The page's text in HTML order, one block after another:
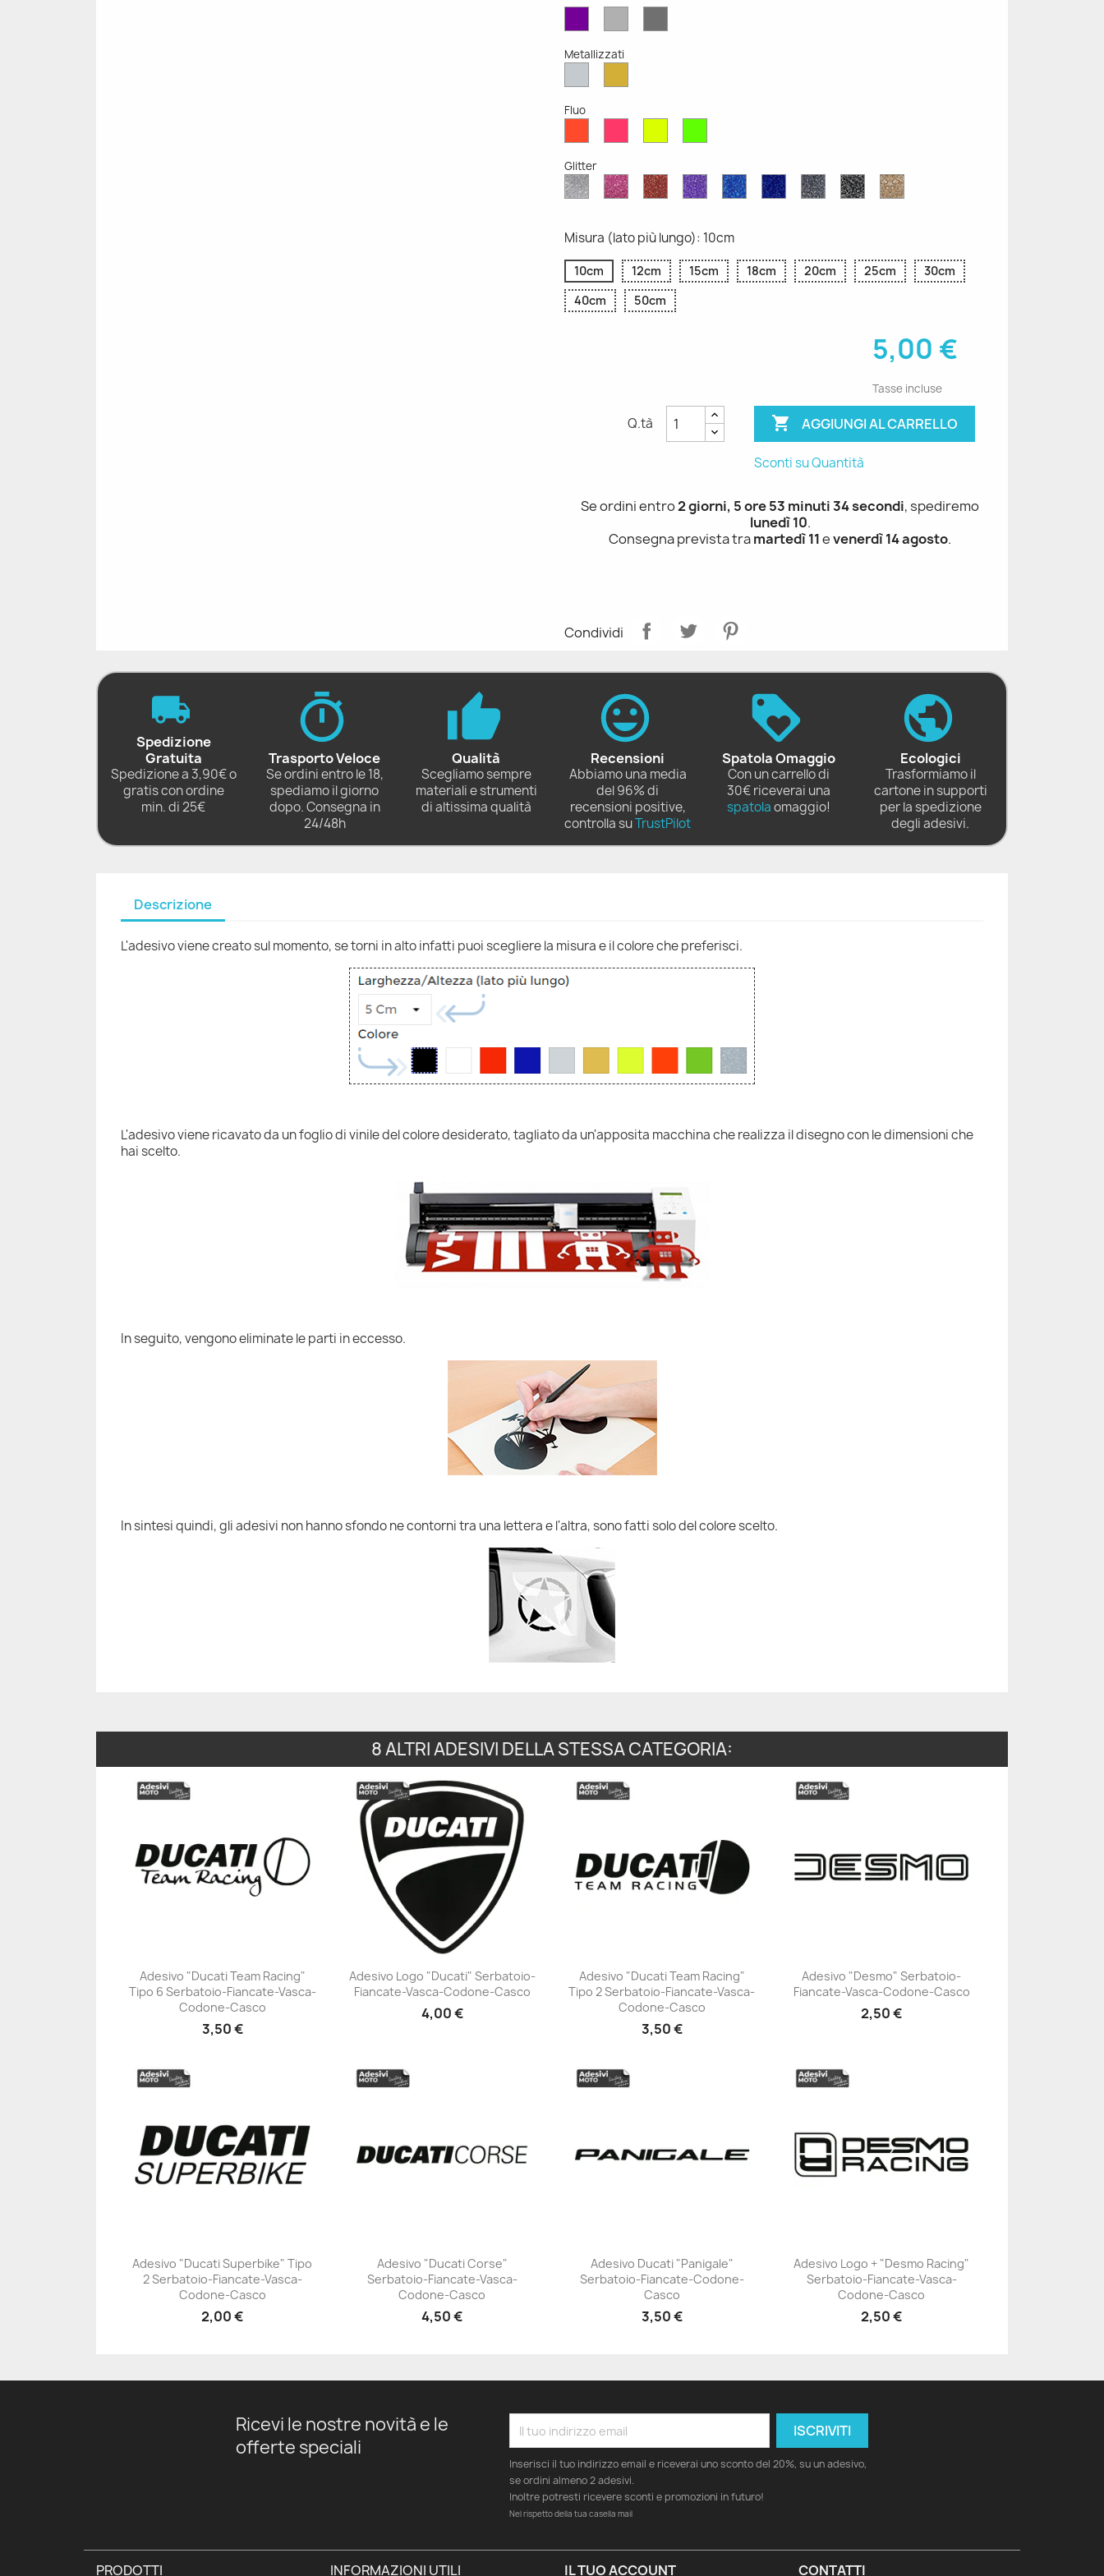
OpacoChiaroScuro
Metallizzati
MetallizzatoMetallizzato
Fluo
Fluo
Fluo
Fluo
Fluo
Glitter
Diamante
Glitter
Rosa
Glitter
Rosso
Glitter
Viola
Glitter
Blu
Zaffiro
Blu
Cobalto
Grigio
Glitter
Nero
Glitter
Oro
Glitter
Misura (lato più lungo): 10cm
10cm 12cm 15cm 18cm 20cm 25cm
30cm
40cm
50cm
5,00 €
Tasse incluse
Q.tà  AGGIUNGI AL CARRELLO
Sconti su Quantità
Se ordini entro2 giorni, 5 ore 53 minuti 33 secondi, spediremo
lunedì 10.
Consegna prevista tramartedì 11evenerdì 14 agosto.
Condividi
Spedizione
Gratuita
Spedizione a 3,90€ o
gratis con ordine
min. di 25€
Trasporto Veloce
Se ordini entro le 18,
spediamo il giorno
dopo. Consegna in
24/48h
Qualità
Scegliamo sempre
materiali e strumenti
di altissima qualità
Recensioni
Abbiamo una media
del 96% di
recensioni positive,
controlla suTrustPilot
Spatola Omaggio
Con un carrello di
30€ riceverai una
spatolaomaggio!
Ecologici
Trasformiamo il
cartone in supporti
per la spedizione
degli adesivi.
Descrizione
L'adesivo viene creato sul momento, se torni in alto infatti puoi scegliere la misura e il colore che preferisci.
L'adesivo viene ricavato da un foglio di vinile del colore desiderato, tagliato da un'apposita macchina che realizza il disegno con le dimensioni che
hai scelto.
In seguito, vengono eliminate le parti in eccesso.
In sintesi quindi, gli adesivi non hanno sfondo ne contorni tra una lettera e l'altra, sono fatti solo del colore scelto.
8 ALTRI ADESIVI DELLA STESSA CATEGORIA:
+23
Adesivo "Ducati Team Racing"
Tipo 6 Serbatoio-Fiancate-Vasca-
Codone-Casco
3,50 €
+23
Adesivo Logo "Ducati" Serbatoio-
Fiancate-Vasca-Codone-Casco
4,00 €
+23
Adesivo "Ducati Team Racing"
Tipo 2 Serbatoio-Fiancate-Vasca-
Codone-Casco
3,50 €
+23
Adesivo "Desmo" Serbatoio-
Fiancate-Vasca-Codone-Casco
2,50 €
+23
Adesivo "Ducati Superbike" Tipo
2 Serbatoio-Fiancate-Vasca-
Codone-Casco
2,00 €
+23
Adesivo "Ducati Corse"
Serbatoio-Fiancate-Vasca-
Codone-Casco
4,50 €
+23
Adesivo Ducati "Panigale"
Serbatoio-Fiancate-Codone-
Casco
3,50 €
+23
Adesivo Logo + "Desmo Racing"
Serbatoio-Fiancate-Vasca-
Codone-Casco
2,50 €
Ricevi le nostre novità e le
offerte speciali
Inserisci il tuo indirizzo email e riceverai uno sconto del 20%, su un adesivo,
se ordini almeno 2 adesivi.
Inoltre potresti ricevere sconti e promozioni in futuro!
Nel rispetto della tua casella mail
PRODOTTI INFORMAZIONI UTILI IL TUO ACCOUNT CONTATTI